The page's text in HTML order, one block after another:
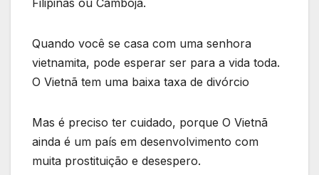
Filipinas ou Camboja.
Quando você se casa com uma senhora
vietnamita, pode esperar ser para a vida toda.
O Vietnã tem uma baixa taxa de divórcio
Mas é preciso ter cuidado, porque O Vietnã
ainda é um país em desenvolvimento com
muita prostituição e desespero.